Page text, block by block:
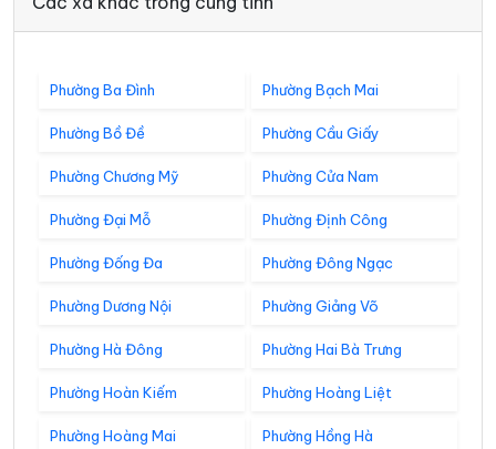
Phường Ba Đình Phường Bạch Mai
Phường Bồ Đề Phường Cầu Giấy
Phường Chương Mỹ Phường Cửa Nam
Phường Đại Mỗ Phường Định Công
Phường Đống Đa Phường Đông Ngạc
Phường Dương Nội Phường Giảng Võ
Phường Hà Đông Phường Hai Bà Trưng
Phường Hoàn Kiếm Phường Hoàng Liệt
Phường Hoàng Mai Phường Hồng Hà